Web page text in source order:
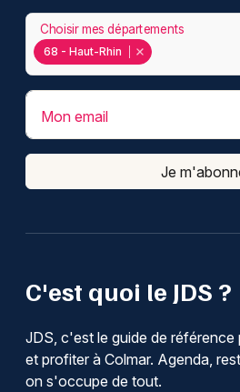
C'est quoi le JDS ?
JDS, c'est le guide de référence
et profiter à Colmar. Agenda,
on s'occupe de tout.
68 - Haut-Rhin
Choisir mes départements
Mon email
Je